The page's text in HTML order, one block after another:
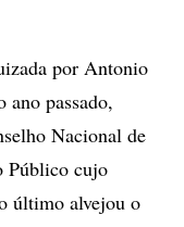
por Antonio
ano passado,
Nacional de
Público cujo
último alvejou o